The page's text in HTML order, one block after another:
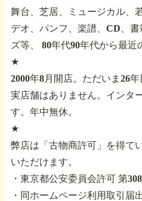
舞台、芝居、ミュージカル、
デオ、パンフ、楽譜、CD、
ズ等、
80年代90年代から最近
★
2000年8月開店。ただいま26年
実店舗はありません。インタ
す。年中無休。
★
弊店は「古物商許可」を得て
いただけます。
・東京都公安委員会許可 第
・同ホームページ利用取引届